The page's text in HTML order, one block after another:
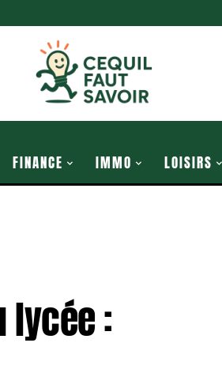
FINANCE IMMO LOISIRS
lycée :